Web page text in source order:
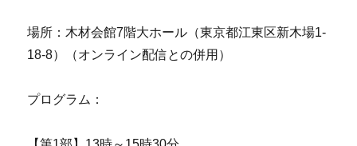
場所：木材会館7階大ホール（東京都江東区新木場1-
18-8）（オンライン配信との併用）
プログラム：